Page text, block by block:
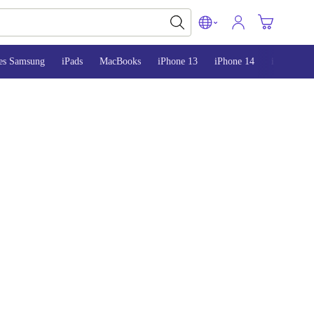
Samsung iPads MacBooks iPhone 13 iPhone 14 iPhone 15